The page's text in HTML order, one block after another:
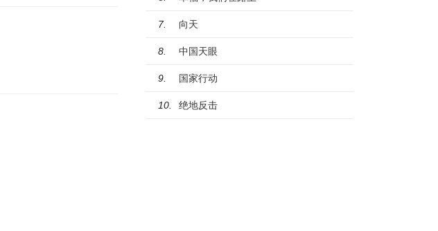
7. 向天
8. 中国天眼
9. 国家行动
10. 绝地反击